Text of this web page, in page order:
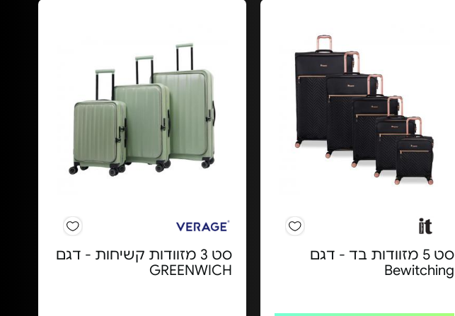
סט 5 מזוודות בד - דגם
Bewitching
סט 3 מזוודות קשיחות - דגם
GREENWICH